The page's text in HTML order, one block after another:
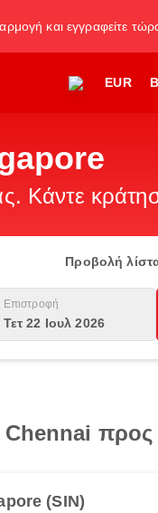
και εγγραφείτε
EUR
Κάντε
Προβολή
Επιστροφή
Τετ 22 Ιουλ 2026
Chennai
(SIN)